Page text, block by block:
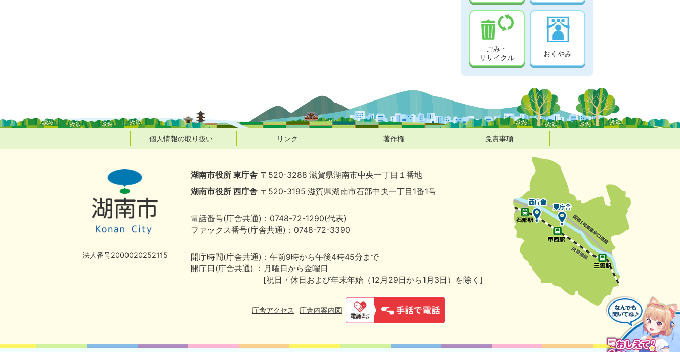
ごみ・
リサイクル
おくやみ
個人情報の取り扱い リンク 著作権 免責事項
法人番号2000020252115
湖南市役所 東庁舎 〒520-3288 滋賀県湖南市中央一丁目１番地
湖南市役所 西庁舎 〒520-3195 滋賀県湖南市石部中央一丁目1番1号
電話番号(庁舎共通)：0748-72-1290(代表)
ファックス番号(庁舎共通)：0748-72-3390
開庁時間(庁舎共通)：午前9時から午後4時45分まで
開庁日(庁舎共通) ：月曜日から金曜日
[祝日・休日および年末年始（12月29日から1月3日）を除く]
庁舎アクセス 庁舎内案内図